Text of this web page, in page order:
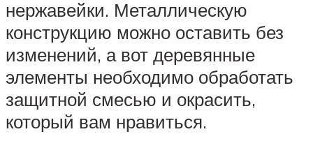
нержавейки. Металлическую
конструкцию можно оставить без
изменений, а вот деревянные
элементы необходимо обработать
защитной смесью и окрасить,
который вам нравиться.